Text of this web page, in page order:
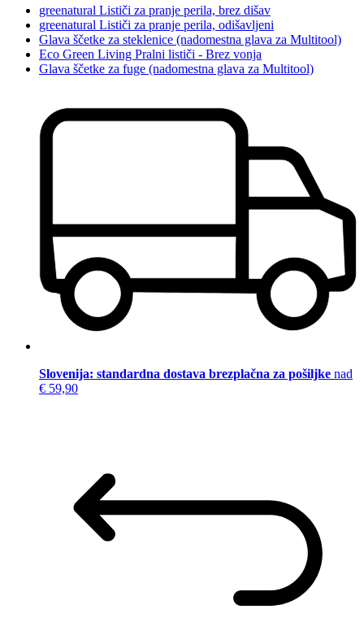
greenatural Lističi za pranje perila, brez dišav
greenatural Lističi za pranje perila, odišavljeni
Glava ščetke za steklenice (nadomestna glava za Multitool)
Eco Green Living Pralni lističi - Brez vonja
Glava ščetke za fuge (nadomestna glava za Multitool)
Slovenija: standardna dostava brezplačna za pošiljke nad
€ 59,90